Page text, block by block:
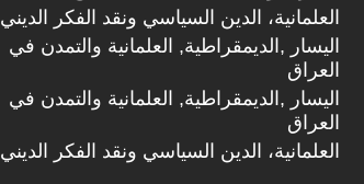
العلمانية، الدين السياسي ونقد الفكر الديني
اليسار ,الديمقراطية, العلمانية والتمدن في
العراق
اليسار ,الديمقراطية, العلمانية والتمدن في
العراق
العلمانية، الدين السياسي ونقد الفكر الديني